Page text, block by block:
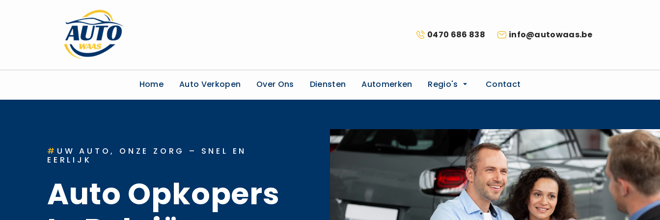
0470 686 838 info@autowaas.be
Home Auto Verkopen Over Ons Diensten Automerken Regio's Contact
# UW AUTO, ONZE ZORG – SNEL EN
EERLIJK
Auto Opkopers